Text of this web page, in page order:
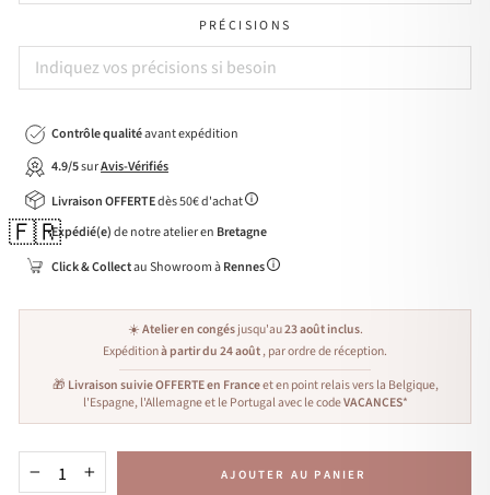
PRÉCISIONS
Contrôle qualitéavant expédition
4.9/5surAvis-Vérifiés
Livraison OFFERTEdès 50€ d'achat
🇫🇷Expédié(e)de notre atelier en Bretagne
Click & Collectau Showroom àRennes
☀️Atelier en congésjusqu'au23 août inclus.
Expéditionà partir du 24 août, par ordre de réception.
🎁 Livraison suivie OFFERTE en Franceet en point relais vers la Belgique,
l'Espagne, l'Allemagne et le Portugal avec le codeVACANCES*
+ AJOUTER AU PANIER